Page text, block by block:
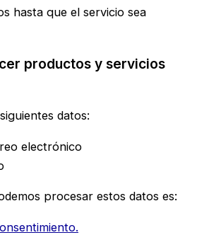
hasta que el servicio sea
productos y servicios
datos:
electrónico
procesar estos datos es: